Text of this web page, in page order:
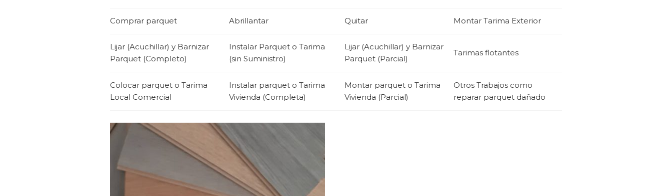
Comprar parquet Abrillantar Quitar Montar Tarima Exterior
Lijar (Acuchillar) y Barnizar
Parquet (Completo)
Instalar Parquet o Tarima
(sin Suministro)
Lijar (Acuchillar) y Barnizar
Parquet (Parcial)
Tarimas flotantes
Colocar parquet o Tarima
Local Comercial
Instalar parquet o Tarima
Vivienda (Completa)
Montar parquet o Tarima
Vivienda (Parcial)
Otros Trabajos como
reparar parquet dañado